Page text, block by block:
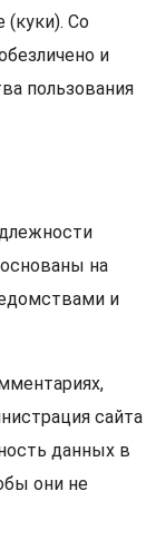
Со
и
пользования
на
и
сайта
данных в
они не